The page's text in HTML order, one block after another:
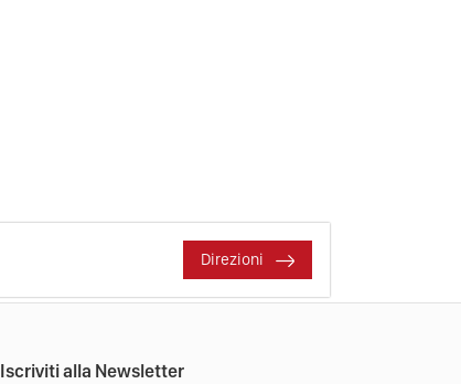
Direzioni
Iscriviti alla Newsletter